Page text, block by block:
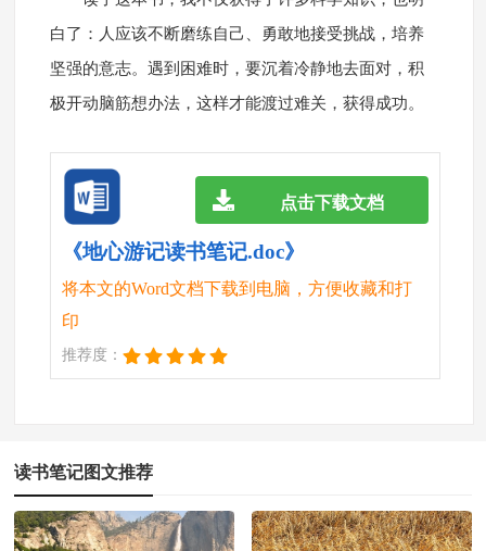
白了：人应该不断磨练自己、勇敢地接受挑战，培养
坚强的意志。遇到困难时，要沉着冷静地去面对，积
极开动脑筋想办法，这样才能渡过难关，获得成功。
《地心游记读书笔记.doc》
将本文的Word文档下载到电脑，方便收藏和打
印
推荐度：
点击下载文档
读书笔记图文推荐